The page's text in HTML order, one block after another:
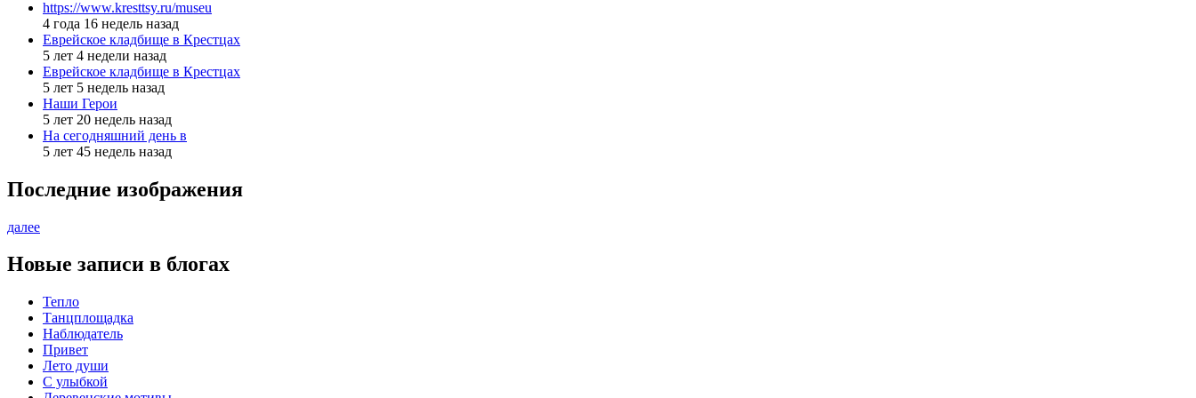
https://www.kresttsy.ru/museu
4 года 16 недель назад
Еврейское кладбище в Крестцах
5 лет 4 недели назад
Еврейское кладбище в Крестцах
5 лет 5 недель назад
Наши Герои
5 лет 20 недель назад
На сегодняшний день в
5 лет 45 недель назад
Последние изображения
далее
Новые записи в блогах
Тепло
Танцплощадка
Наблюдатель
Привет
Лето души
С улыбкой